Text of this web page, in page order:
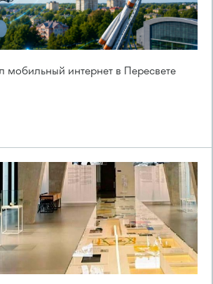
интернет в Пересвете